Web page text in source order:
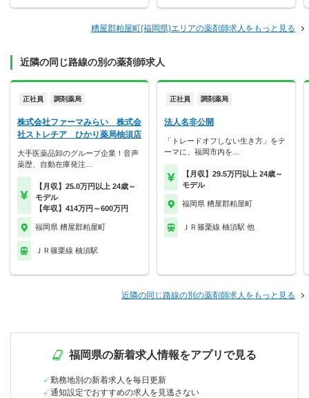
糟屋郡粕屋町(福岡県)エリアの薬剤師求人をもっと見る
近隣の同じ路線の別の薬剤師求人
正社員 調剤薬局
株式会社ファーマみらい 株式会
社ストレチア ひかり薬局柚須店
大手医薬品卸のグループ企業！音声
薬歴、自動在庫発注…
【月収】25.0万円以上 24歳～
モデル
【年収】414万円～600万円
福岡県 糟屋郡粕屋町
ＪＲ篠栗線 柚須駅
正社員 調剤薬局
法人名非公開
「トレードオフしない生き方」をテ
ーマに、福岡市内を…
【月収】29.5万円以上 24歳～
モデル
福岡県 糟屋郡粕屋町
ＪＲ篠栗線 柚須駅 他
近隣の同じ路線の別の薬剤師求人をもっと見る
福岡県の新着求人情報をアプリで見る
勤務地別の新着求人を毎日更新
通知設定でおすすめの求人を見逃さない